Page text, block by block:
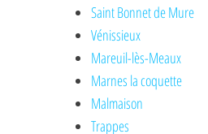
Saint Bonnet de Mure
Vénissieux
Mareuil-lès-Meaux
Marnes la coquette
Malmaison
Trappes